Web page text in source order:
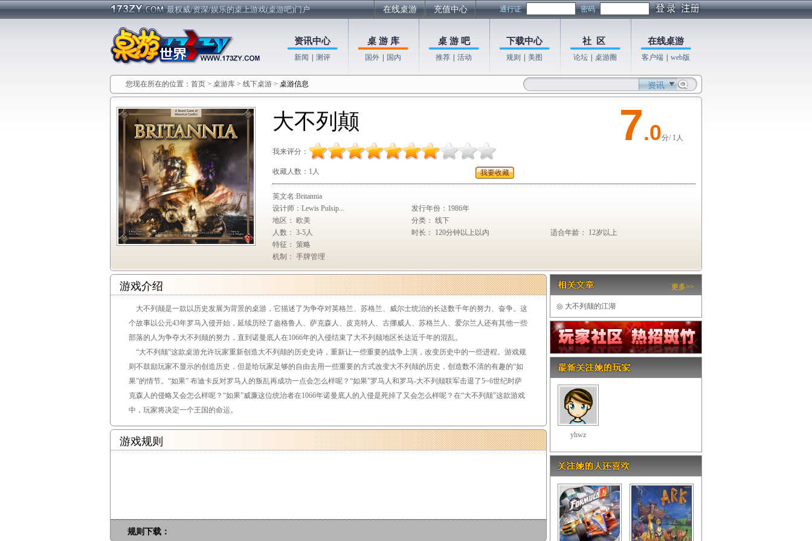
最权威/资深/娱乐的桌上游戏(桌游吧)门户 在线桌游 充值中心 通行证 密码
资讯中心
新闻 测评
桌 游 库
国外 国内
桌 游 吧
推荐 活动
下载中心
规则 美图
社 区
论坛 桌游圈
在线桌游
客户端 web版
您现在所在的位置： 首页 > 桌游库 > 线下桌游 > 桌游信息 资讯
大不列颠
我来评分：
收藏人数： 1人
7.0分/ 1人
我要收藏
英文名:Britannia
设计师：Lewis Pulsip...
发行年份：1986年
地区： 欧美
分类： 线下
人数： 3-5人
时长： 120分钟以上以内
适合年龄： 12岁以上
特征： 策略
机制： 手牌管理
游戏介绍
大不列颠是一款以历史发展为背景的桌游，它描述了为争夺对英格兰、苏格兰、威尔士统治的长达数千年的努力、奋争。这
个故事以公元43年罗马入侵开始，延续历经了盎格鲁人、萨克森人、皮克特人、古挪威人、苏格兰人、爱尔兰人还有其他一些
部落的人为争夺大不列颠的努力，直到诺曼底人在1066年的入侵结束了大不列颠地区长达近千年的混乱。
“大不列颠”这款桌游允许玩家重新创造大不列颠的历史史诗，重新让一些重要的战争上演，改变历史中的一些进程。游戏规
则不鼓励玩家不显示的创造历史，但是给玩家足够的自由去用一些重要的方式改变大不列颠的历史，创造数不清的有趣的“如
果”的情节。“如果” 布迪卡反对罗马人的叛乱再成功一点会怎么样呢？“如果”罗马人和罗马-大不列颠联军击退了5~6世纪时萨
克森人的侵略又会怎么样呢？“如果”威廉这位统治者在1066年诺曼底人的入侵是死掉了又会怎么样呢？在“大不列颠”这款游戏
中，玩家将决定一个王国的命运。
游戏规则
规则下载：
更多>>
◎ 大不列颠的江湖
yhwz